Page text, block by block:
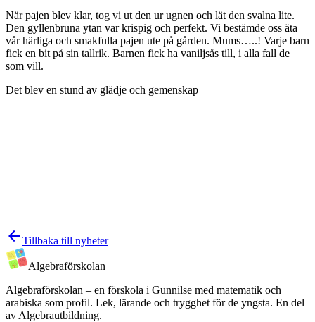
När pajen blev klar, tog vi ut den ur ugnen och lät den svalna lite.
Den gyllenbruna ytan var krispig och perfekt. Vi bestämde oss äta
vår härliga och smakfulla pajen ute på gården. Mums…..! Varje barn
fick en bit på sin tallrik. Barnen fick ha vaniljsås till, i alla fall de
som vill.
Det blev en stund av glädje och gemenskap
arrow_back Tillbaka till nyheter
Algebraförskolan
Algebraförskolan – en förskola i Gunnilse med matematik och
arabiska som profil. Lek, lärande och trygghet för de yngsta. En del
av Algebrautbildning.